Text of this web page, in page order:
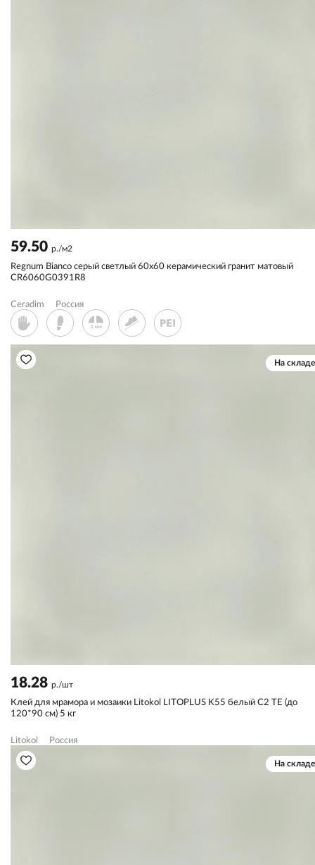
59.50 р./м2
Regnum Bianco серый светлый 60x60 керамический гранит матовый
CR6060G0391R8
Ceradim Россия
На складе
18.28 р./шт
Клей для мрамора и мозаики Litokol LITOPLUS K55 белый С2 TЕ (до
120*90 см) 5 кг
Litokol Россия
На складе